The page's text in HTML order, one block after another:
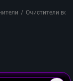
/ Очистители